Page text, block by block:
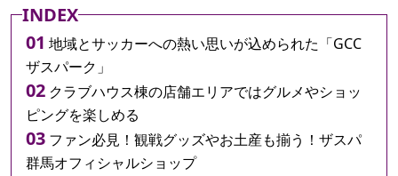
INDEX
地域とサッカーへの熱い思いが込められた「GCC
ザスパーク」
クラブハウス棟の店舗エリアではグルメやショッ
ピングを楽しめる
ファン必見！観戦グッズやお土産も揃う！ザスパ
群馬オフィシャルショップ